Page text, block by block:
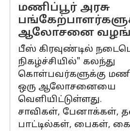
மணிப்பூர் அரசு
ஆலோசனை
பீஸ் கிரவுண்டில்
நிகழ்ச்சியில்" கலந்து
கொள்பவர்களுக்கு
ஒரு ஆலோசனையை
வெளியிட்டுள்ளது.
சாவிகள்,
பாட்டில்கள், பைகள்,